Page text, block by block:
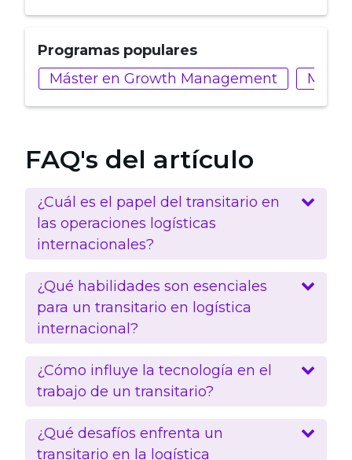
Programas populares
Máster en Growth Management
MBA
FAQ's del artículo
¿Cuál es el papel del transitario en
las operaciones logísticas
internacionales?
¿Qué habilidades son esenciales
para un transitario en logística
internacional?
¿Cómo influye la tecnología en el
trabajo de un transitario?
¿Qué desafíos enfrenta un
transitario en la logística